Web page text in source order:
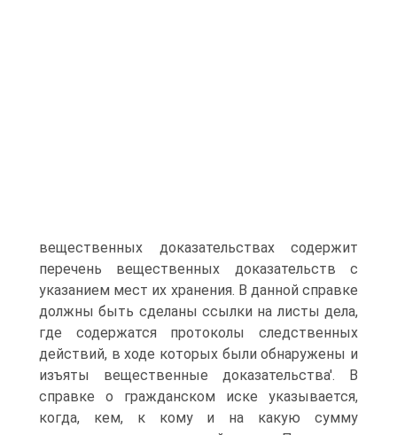
вещественных доказательствах содержит
перечень вещественных доказательств с
указанием мест их хранения. В данной справке
должны быть сделаны ссылки на листы дела,
где содержатся протоколы следственных
действий, в ходе которых были обнаружены и
изъяты вещественные доказательства'. В
справке о гражданском иске указывается,
когда, кем, к кому и на какую сумму